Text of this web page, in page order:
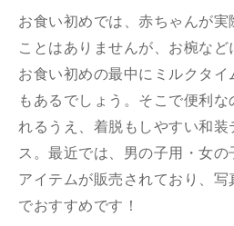
お食い初めでは、赤ちゃんが実
ことはありませんが、お椀など
お食い初めの最中にミルクタイ
もあるでしょう。そこで便利
れるうえ、着脱もしやすい和装
ス。最近では、男の子用・女
アイテムが販売されており、
でおすすめです！